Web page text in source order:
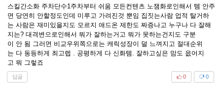
스킬간소화 주차단수1주차부터 쉬움 모든컨텐츠 노잼화로인해서 템 안주
면 당연히 안할정도인데 미루고 가려진것 뿐임 집짓는사람 업적 탈거하
는 사람은 재미있을지도 모르지 애드온 제한도 짜증나고 누구나 다 잘해
지는? 대격변으로인해서 뭐가 잘하는거고 뭐가 못하는건지도 구분
이 안 됨 그러면 비교우위쪽으로는 캐릭성장이 덜 느껴지고 절대순위
는 다 동등하게 최고렙 . 공평하게 다 신화템. 잘하고싶은 맘도 읎어지
고 뭐 그렇죠
답글 0
0